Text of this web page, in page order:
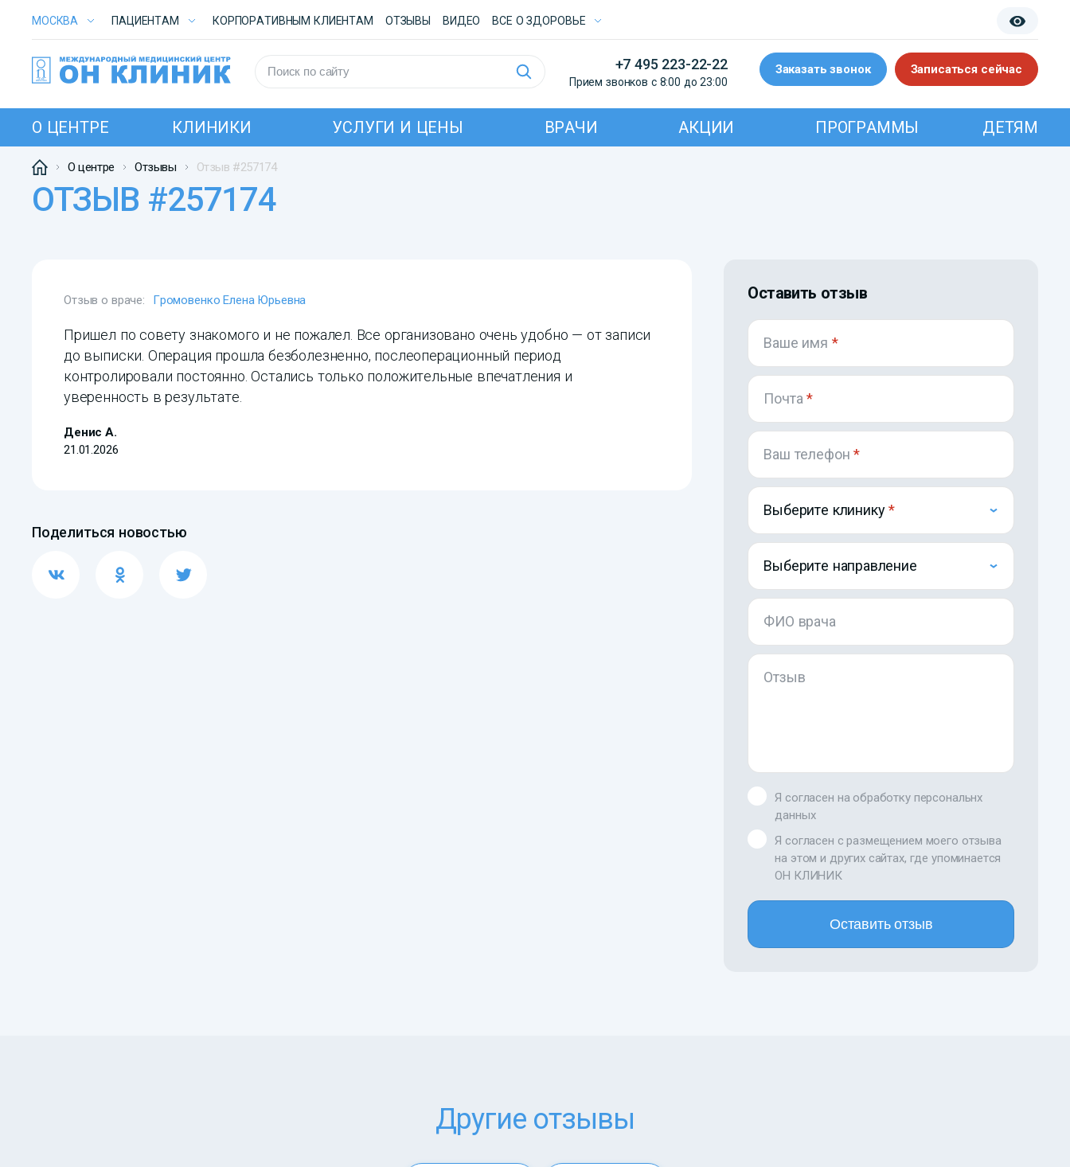
МОСКВА ПАЦИЕНТАМ КОРПОРАТИВНЫМ КЛИЕНТАМ ОТЗЫВЫ ВИДЕО ВСE О ЗДОРОВЬЕ
+7 495 223-22-22
Прием звонков с 8:00 до 23:00
Заказать звонок Записаться сейчас
О ЦЕНТРЕ КЛИНИКИ УСЛУГИ И ЦЕНЫ ВРАЧИ АКЦИИ ПРОГРАММЫ ДЕТЯМ
О центре Отзывы Отзыв #257174
ОТЗЫВ #257174
Отзыв о враче: Громовенко Елена Юрьевна
Пришел по совету знакомого и не пожалел. Все организовано очень удобно — от записи
до выписки. Операция прошла безболезненно, послеоперационный период
контролировали постоянно. Остались только положительные впечатления и
уверенность в результате.
Денис А.
21.01.2026
Поделиться новостью
Оставить отзыв
Ваше имя *
Почта*
Ваш телефон*
Выберите клинику
Выберите направление
ФИО врача
Отзыв
Я согласен на обработку персональнх
данных
Я согласен с размещением моего отзыва
на этом и других сайтах, где упоминается
ОН КЛИНИК
Оставить отзыв
Другие отзывы